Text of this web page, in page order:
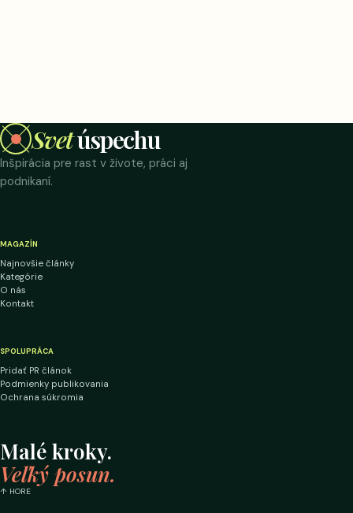
Svetúspechu
Inšpirácia pre rast v živote, práci aj
podnikaní.
MAGAZÍN
Najnovšie články
Kategórie
O nás
Kontakt
SPOLUPRÁCA
Pridať PR článok
Podmienky publikovania
Ochrana súkromia
Malé kroky.
Veľký posun.
↑ HORE